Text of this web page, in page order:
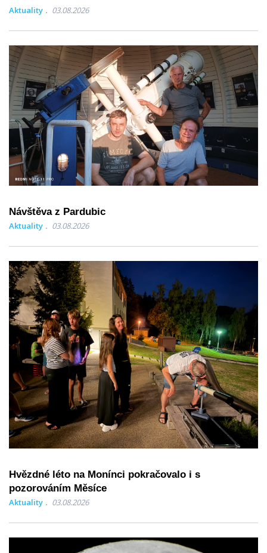
Aktuality 03.08.2026
Návštěva z Pardubic
Aktuality 03.08.2026
Hvězdné léto na Monínci pokračovalo i s
pozorováním Měsíce
Aktuality 03.08.2026